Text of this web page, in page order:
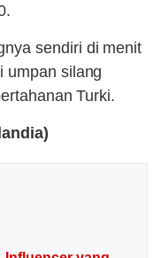
sendiri di menit
umpan silang
Turki.